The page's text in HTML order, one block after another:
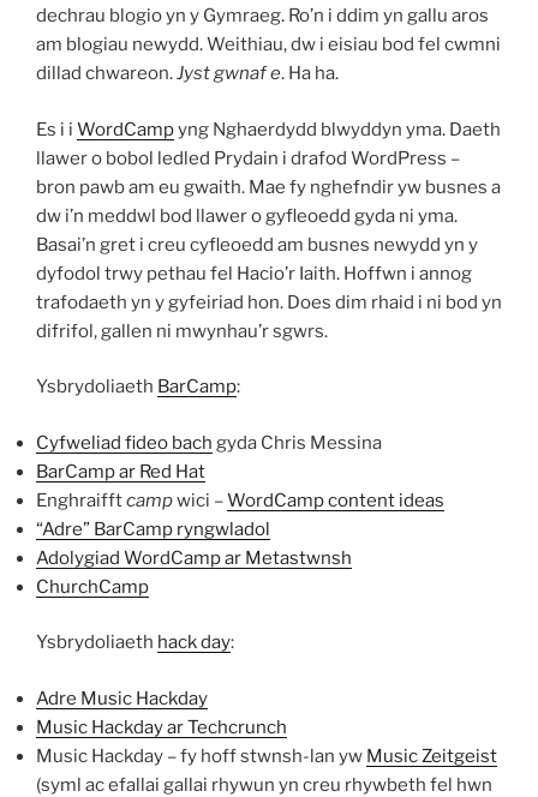
dechrau blogio yn y Gymraeg. Ro’n i ddim yn gallu aros
am blogiau newydd. Weithiau, dw i eisiau bod fel cwmni
dillad chwareon.Jyst gwnaf e. Ha ha.
Es i i WordCampyng Nghaerdydd blwyddyn yma. Daeth
llawer o bobol ledled Prydain i drafod WordPress –
bron pawb am eu gwaith. Mae fy nghefndir yw busnes a
dw i’n meddwl bod llawer o gyfleoedd gyda ni yma.
Basai’n gret i creu cyfleoedd am busnes newydd yn y
dyfodol trwy pethau fel Hacio’r Iaith. Hoffwn i annog
trafodaeth yn y gyfeiriad hon. Does dim rhaid i ni bod yn
difrifol, gallen ni mwynhau’r sgwrs.
Ysbrydoliaeth BarCamp:
Cyfweliad fideo bach gyda Chris Messina
BarCamp ar Red Hat
Enghraifftcampwici –WordCamp content ideas
“Adre” BarCamp ryngwladol
Adolygiad WordCamp ar Metastwnsh
ChurchCamp
Ysbrydoliaeth hack day:
Adre Music Hackday
Music Hackday ar Techcrunch
Music Hackday – fy hoff stwnsh-lan yw Music Zeitgeist
(syml ac efallai gallai rhywun yn creu rhywbeth fel hwn